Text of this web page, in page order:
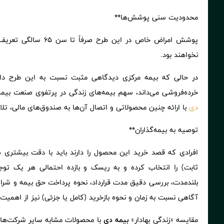
محدودیت سنی پوشش‌ها**
پوشش امراض خاص در
نخواهند بود.
در حالی که بیمه مرکزی دیدگاهی مثبت نسبت به این طرح
خرده‌فروشی می‌داند، سهم بیمه‌های زندگی در پرتفوی صنعت
دی با ارائه چنین محصولاتی و اتصال آن‌ها به صندوق‌های مالی،
توصیه به بیمه‌گذاران**
افرادی که قصد خرید این محصول را دارند باید با دقت
ثابت) را انتخاب کرده و به ریسک و بازده احتمالی هر یک
بلندمدت، بررسی دقیق مدت قرارداد، نحوه پرداخت حق بیمه و
آگاهی نسبت به زمان و نحوه بازخرید (کامل یا جزئی) نیز از اهمیت
مقایسه «زندگی بهادار» بیمه دی با محصولات مشابه سایر